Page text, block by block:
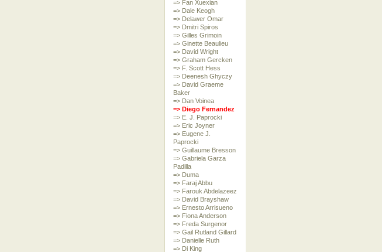
=> Fan Xuexian
=> Dale Keogh
=> Delawer Omar
=> Dmitri Spiros
=> Gilles Grimoin
=> Ginette Beaulieu
=> David Wright
=> Graham Gercken
=> F. Scott Hess
=> Deenesh Ghyczy
=> David Graeme
Baker
=> Dan Voinea
=> Diego Fernandez
=> E. J. Paprocki
=> Eric Joyner
=> Eugene J.
Paprocki
=> Guillaume Bresson
=> Gabriela Garza
Padilla
=> Duma
=> Faraj Abbu
=> Farouk Abdelazeez
=> David Brayshaw
=> Ernesto Arrisueno
=> Fiona Anderson
=> Freda Surgenor
=> Gail Rutland Gillard
=> Danielle Ruth
=> Di King